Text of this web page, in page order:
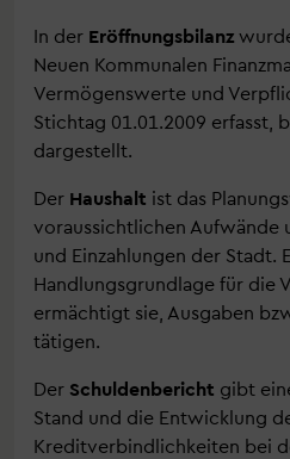
In der Eröffnungsbilanz
Neuen Kommunalen
Vermögenswerte und
Stichtag 01.01.2009 erfasst,
dargestellt.
Der Haushalt ist das
voraussichtlichen Aufwände
und Einzahlungen der Stadt.
Handlungsgrundlage für die
ermächtigt sie, Ausgaben
tätigen.
Der Schuldenbericht gibt
Stand und die Entwicklung
Kreditverbindlichkeiten bei